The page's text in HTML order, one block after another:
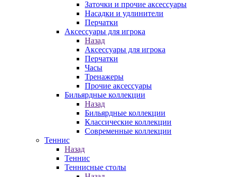
Заточки и прочие аксессуары
Насадки и удлинители
Перчатки
Аксессуары для игрока
Назад
Аксессуары для игрока
Перчатки
Часы
Тренажеры
Прочие аксессуары
Бильярдные коллекции
Назад
Бильярдные коллекции
Классические коллекции
Современные коллекции
Теннис
Назад
Теннис
Теннисные столы